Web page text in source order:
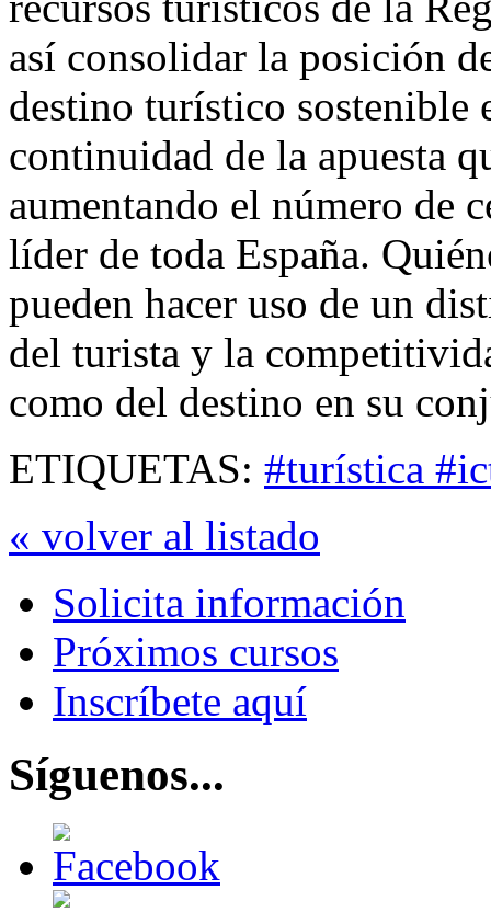
así consolidar la posición
destino turístico sostenible
continuidad de la apuesta
aumentando el número de
líder de toda España.
pueden hacer uso de un
del turista y la
como del destino en su
ETIQUETAS: #turística
« volver al listado
Solicita información
Próximos cursos
Inscríbete aquí
Síguenos...